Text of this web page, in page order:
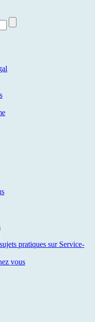
pratiques sur Service-
vous